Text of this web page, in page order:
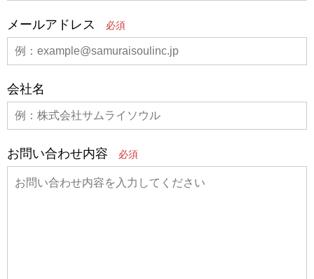
メールアドレス
会社名
お問い合わせ内容